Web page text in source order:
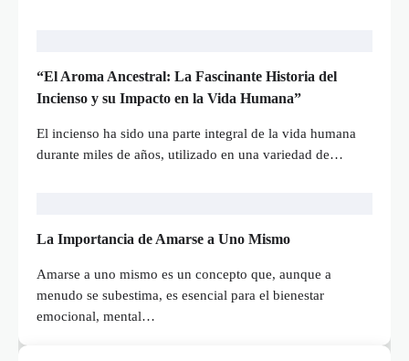
“El Aroma Ancestral: La Fascinante Historia del
Incienso y su Impacto en la Vida Humana”
El incienso ha sido una parte integral de la vida humana
durante miles de años, utilizado en una variedad de…
La Importancia de Amarse a Uno Mismo
Amarse a uno mismo es un concepto que, aunque a
menudo se subestima, es esencial para el bienestar
emocional, mental…